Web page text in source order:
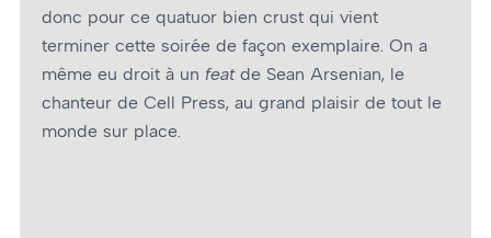
donc pour ce quatuor bien crust qui vient
terminer cette soirée de façon exemplaire. On a
même eu droit à un feat de Sean Arsenian, le
chanteur de Cell Press, au grand plaisir de tout le
monde sur place.